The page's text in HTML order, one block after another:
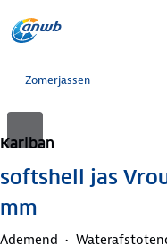
Zomerjassen
Kariban
softshell jas
mm
Ademend